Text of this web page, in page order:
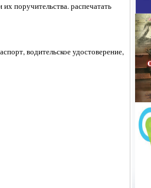
поручительства. распечатать
водительское удостоверение,